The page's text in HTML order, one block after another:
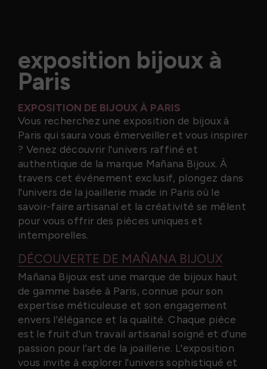
exposition bijoux à
Paris
EXPOSITION DE BIJOUX À PARIS
Vous recherchez une exposition de bijoux à
Paris qui saura vous émerveiller et vous inspirer
? Venez découvrir l'univers raffiné et
authentique de la marque Mañana Bijoux. À
travers cet événement exclusif, plongez dans
l'univers de la joaillerie made in Paris où le
savoir-faire artisanal et la créativité se mêlent
pour vous offrir des pièces uniques et
intemporelles.
DÉCOUVERTE DE MAÑANA BIJOUX
Mañana Bijoux est une marque de bijoux haut
de gamme basée à Paris, connue pour son
expertise méticuleuse et son engagement
envers l'élégance et la qualité. Chaque pièce
est le fruit d'un travail artisanal soigné et d'une
passion pour l'art de la joaillerie. L'exposition
vous invite à explorer l'univers sophistiqué et